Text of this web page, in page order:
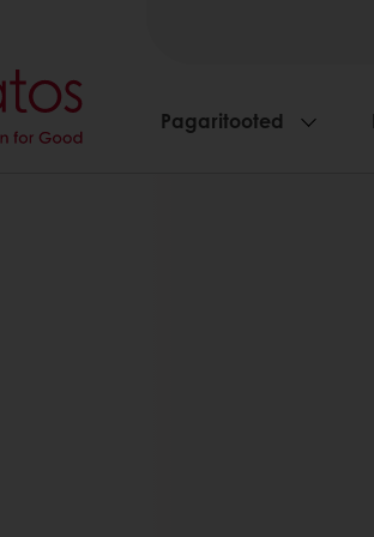
Pagaritooted